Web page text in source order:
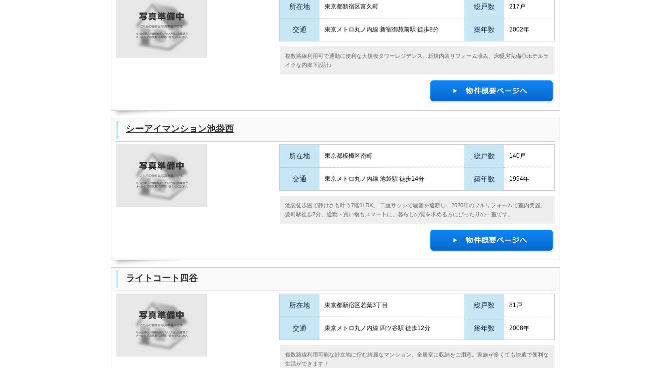
所在地 東京都新宿区富久町 総戸数 217戸
交通 東京メトロ丸ノ内線 新宿御苑前駅 徒歩8分 築年数 2002年
複数路線利用可で通勤に便利な大規模タワーレジデンス。新規内装リフォーム済み、床暖房完備◎ホテルラ
イクな内廊下設計♪
シーアイマンション池袋西
所在地 東京都板橋区南町 総戸数 140戸
交通 東京メトロ丸ノ内線 池袋駅 徒歩14分 築年数 1994年
池袋徒歩圏で静けさも叶う7階1LDK。 二重サッシで騒音を遮断し、2020年のフルリフォームで室内美麗。
要町駅徒歩7分、通勤・買い物もスマートに。暮らしの質を求める方にぴったりの一室です。
ライトコート四谷
所在地 東京都新宿区若葉3丁目 総戸数 81戸
交通 東京メトロ丸ノ内線 四ツ谷駅 徒歩12分 築年数 2008年
複数路線利用可能な好立地に佇む綺麗なマンション。全居室に収納をご用意。家族が多くても快適で便利な
生活ができます！